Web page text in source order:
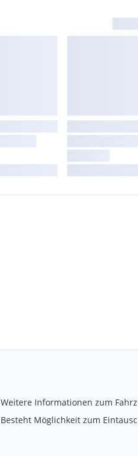
Weitere Informationen zum
Besteht Möglichkeit zum